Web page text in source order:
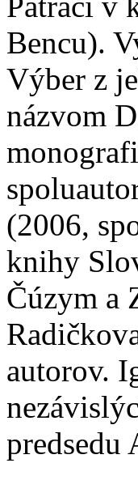
Bencu).
Výber z
názvom
(2006,
knihy
Čúzym a
autorov.
predsedu